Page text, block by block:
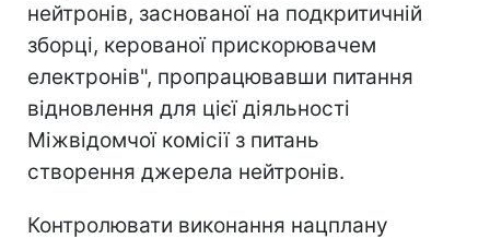
нейтронів, заснованої на подкритичній
зборці, керованої прискорювачем
електронів", пропрацювавши питання
відновлення для цієї діяльності
Міжвідомчої комісії з питань
створення джерела нейтронів.
Контролювати виконання нацплану